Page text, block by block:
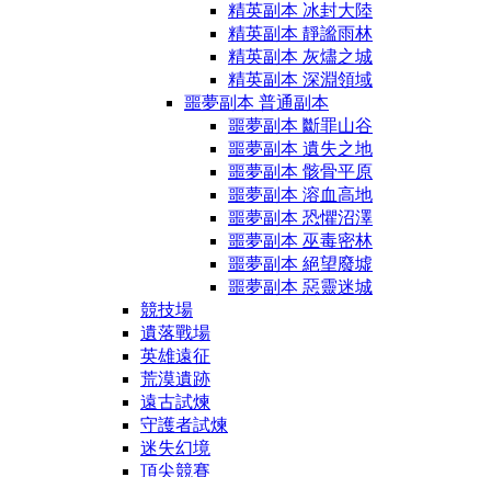
精英副本 冰封大陸
精英副本 靜謐雨林
精英副本 灰燼之城
精英副本 深淵領域
噩夢副本 普通副本
噩夢副本 斷罪山谷
噩夢副本 遺失之地
噩夢副本 骸骨平原
噩夢副本 溶血高地
噩夢副本 恐懼沼澤
噩夢副本 巫毒密林
噩夢副本 絕望廢墟
噩夢副本 惡靈迷城
競技場
遺落戰場
英雄遠征
荒漠遺跡
遠古試煉
守護者試煉
迷失幻境
頂尖競賽